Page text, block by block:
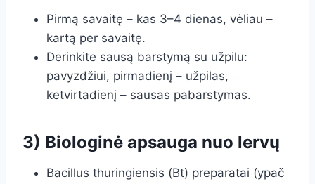
Pirmą savaitę – kas 3–4 dienas, vėliau –
kartą per savaitę.
Derinkite sausą barstymą su užpilu:
pavyzdžiui, pirmadienį – užpilas,
ketvirtadienį – sausas pabarstymas.
3) Biologinė apsauga nuo lervų
Bacillus thuringiensis (Bt) preparatai (ypač